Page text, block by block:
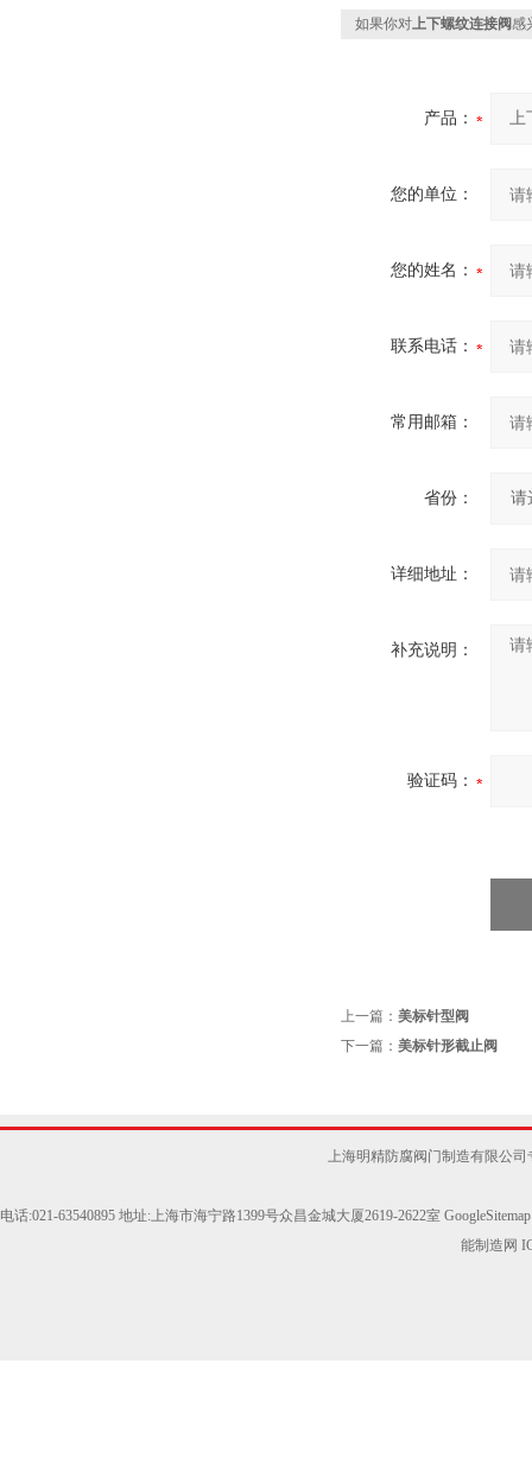
如果你对上下螺纹连接阀感
产品：
您的单位：
您的姓名：
联系电话：
常用邮箱：
省份：
详细地址：
补充说明：
验证码：
上一篇： 美标针型阀
下一篇： 美标针形截止阀
上海明精防腐阀门制造有限公
电话:021-63540895 地址:上海市海宁路1399号众昌金城大厦2619-2622室 GoogleSitemap
能制造网